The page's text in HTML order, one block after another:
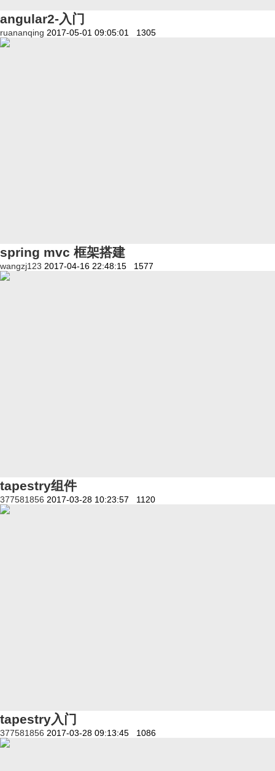
angular2-入门
ruananqing 2017-05-01 09:05:01 1305
spring mvc 框架搭建
wangzj123 2017-04-16 22:48:15 1577
tapestry组件
377581856 2017-03-28 10:23:57 1120
tapestry入门
377581856 2017-03-28 09:13:45 1086